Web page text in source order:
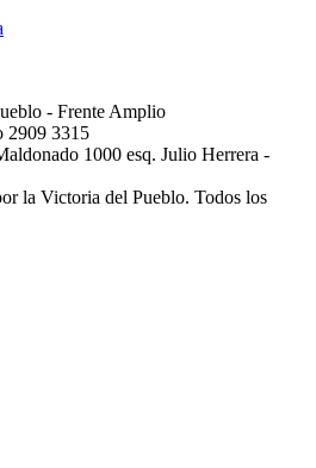
- Frente Amplio
2909 3315
1000 esq. Julio Herrera -
la Victoria del Pueblo. Todos los